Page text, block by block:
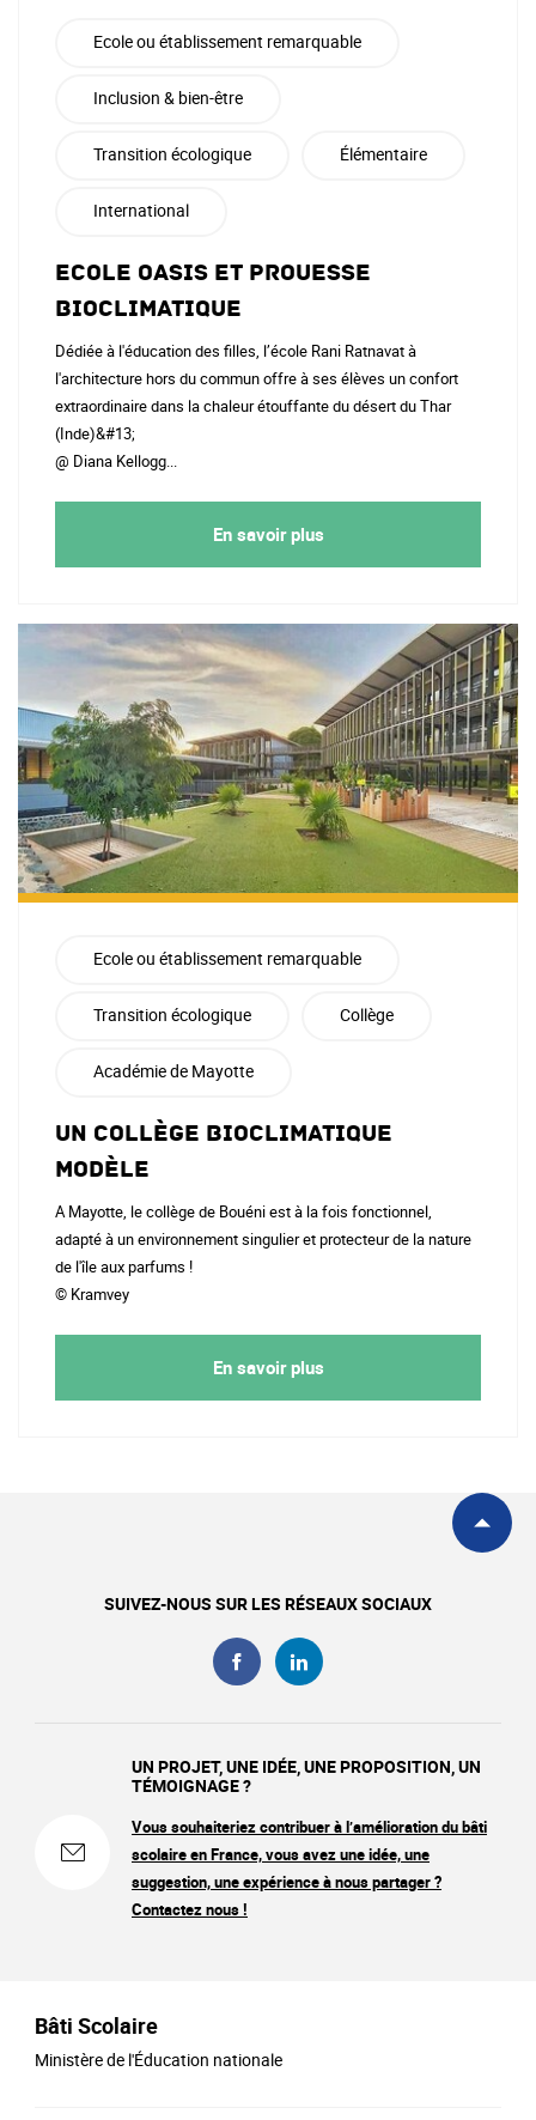
Ecole ou établissement remarquable
Inclusion & bien-être
Transition écologique Élémentaire
International
Ecole oasis et prouesse
bioclimatique
Dédiée à l'éducation des filles, l’école Rani Ratnavat à
l'architecture hors du commun offre à ses élèves un confort
extraordinaire dans la chaleur étouffante du désert du Thar
(Inde)&#13;
@ Diana Kellogg...
En savoir plus
Ecole ou établissement remarquable
Transition écologique Collège
Académie de Mayotte
Un collège bioclimatique
modèle
A Mayotte, le collège de Bouéni est à la fois fonctionnel,
adapté à un environnement singulier et protecteur de la nature
de l'île aux parfums !
© Kramvey
En savoir plus
SUIVEZ-NOUS SUR LES RÉSEAUX SOCIAUX
UN PROJET, UNE IDÉE, UNE PROPOSITION, UN
TÉMOIGNAGE ?
Vous souhaiteriez contribuer à l’amélioration du bâti
scolaire en France, vous avez une idée, une
suggestion, une expérience à nous partager ?
Contactez nous !
Bâti Scolaire
Ministère de l'Éducation nationale